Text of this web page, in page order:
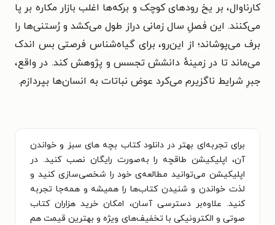
کارناوال، بر یخ رودهای کوچک و برکه‌ها اغلب بازار مکاره بر پا
می‌کنند. این فصلِ سال زمانی دراز طول می‌کشد و رُستنی‌ها را
برف می‌پوشاند؛ از این‌رو، برای گیاه‌شناس فرصتی بس اندک
می‌ماند تا در زمینهٔ دانشش تجسس و پژوهش کند. در واقع،
جبرِ شرایط ناگزیرم می‌کرد عوض نباتات به انسان‌ها بپردازم.
برای تجربه‌ای بهتر در دانلود کتاب بچه های سبز و خواندن
آن، اپلیکیشن طاقچه را به‌صورت رایگان نصب کنید. در
اپلیکیشن می‌توانید مطالعه‌ی خود را شخصی‌سازی کنید و
لذت خواندن و شنیدن کتاب‌ها را همیشه و همه‌جا تجربه
کنید. علاوه‌بر دسترسی آسان، امکان خرید هزاران کتاب
صوتی و الکترونیکی با تخفیف‌های ویژه و بهترین قیمت هم